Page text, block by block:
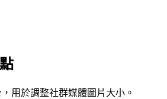
用於調整社群媒體圖片大小。